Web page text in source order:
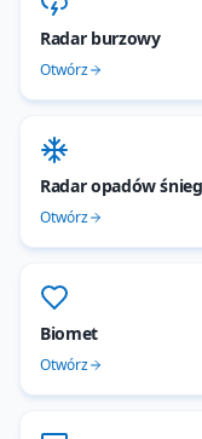
Radar burzowy
Otwórz
Radar opadów
Otwórz
Biomet
Otwórz